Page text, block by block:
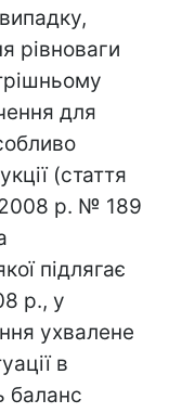
рівноваги
для
(стаття
2008 р. № 189
підлягає
р., у
ухвалене
в
баланс